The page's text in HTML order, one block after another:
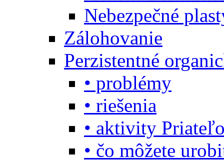
Nebezpečné
Zálohovanie
Perzistentné
• problémy
• riešenia
• aktivity
• čo môžete